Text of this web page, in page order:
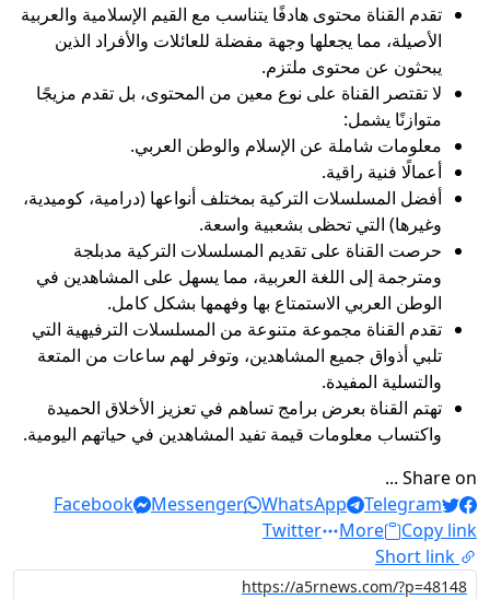
تقدم القناة محتوى هادفًا يتناسب مع القيم الإسلامية والعربية
الأصيلة، مما يجعلها وجهة مفضلة للعائلات والأفراد الذين
يبحثون عن محتوى ملتزم.
لا تقتصر القناة على نوع معين من المحتوى، بل تقدم مزيجًا
متوازنًا يشمل:
معلومات شاملة عن الإسلام والوطن العربي.
أعمالًا فنية راقية.
أفضل المسلسلات التركية بمختلف أنواعها (درامية، كوميدية،
وغيرها) التي تحظى بشعبية واسعة.
حرصت القناة على تقديم المسلسلات التركية مدبلجة
ومترجمة إلى اللغة العربية، مما يسهل على المشاهدين في
الوطن العربي الاستمتاع بها وفهمها بشكل كامل.
تقدم القناة مجموعة متنوعة من المسلسلات الترفيهية التي
تلبي أذواق جميع المشاهدين، وتوفر لهم ساعات من المتعة
والتسلية المفيدة.
تهتم القناة بعرض برامج تساهم في تعزيز الأخلاق الحميدة
واكتساب معلومات قيمة تفيد المشاهدين في حياتهم اليومية.
Share on ...
Facebook
Messenger WhatsApp
Telegram
Twitter
More
Copy link
Short link